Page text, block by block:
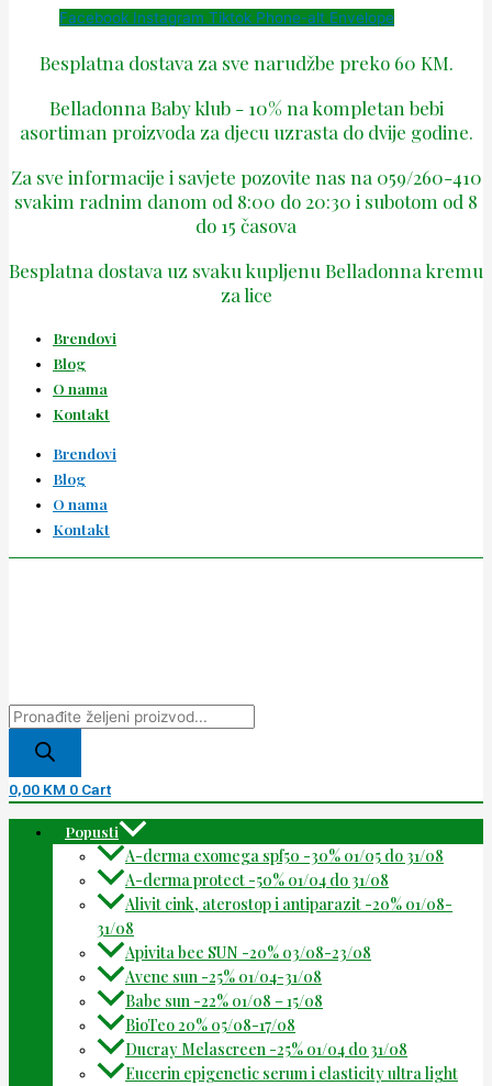
Facebook Instagram Tiktok Phone-alt Envelope
Besplatna dostava za sve narudžbe preko 60 KM.
Belladonna Baby klub - 10% na kompletan bebi
asortiman proizvoda za djecu uzrasta do dvije godine.
Za sve informacije i savjete pozovite nas na 059/260-410
svakim radnim danom od 8:00 do 20:30 i subotom od 8
do 15 časova
Besplatna dostava uz svaku kupljenu Belladonna kremu
za lice
Brendovi
Blog
O nama
Kontakt
Brendovi
Blog
O nama
Kontakt
0,00 KM 0 Cart
Popusti
A-derma exomega spf50 -30% 01/05 do 31/08
A-derma protect -50% 01/04 do 31/08
Alivit cink, aterostop i antiparazit -20% 01/08-
31/08
Apivita bee SUN -20% 03/08-23/08
Avene sun -25% 01/04-31/08
Babe sun -22% 01/08 – 15/08
BioTeo 20% 05/08-17/08
Ducray Melascreen -25% 01/04 do 31/08
Eucerin epigenetic serum i elasticity ultra light